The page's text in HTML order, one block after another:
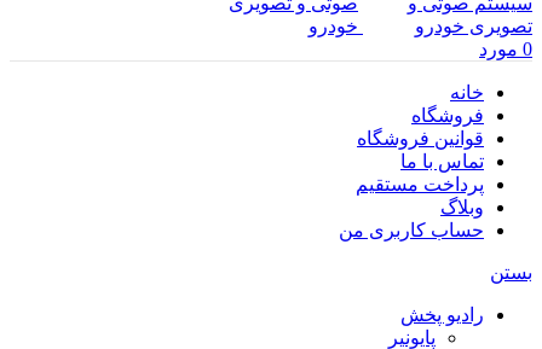
0 مورد
خانه
فروشگاه
قوانین فروشگاه
تماس با ما
پرداخت مستقیم
وبلاگ
حساب کاربری من
بستن
رادیو پخش
پایونیر